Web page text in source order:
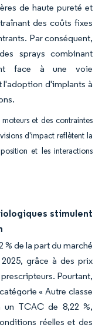
de haute pureté et
des coûts fixes
Par conséquent,
sprays combinant
face à une voie
l'adoption d'implants à
et des contraintes
d'impact reflètent la
et les interactions
stimulent
de la part du marché
grâce à des prix
Pourtant,
« Autre classe
un TCAC de 8,22 %,
réelles et des